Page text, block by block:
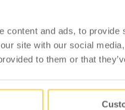
content and ads, to
site with our social
to them or that
mit